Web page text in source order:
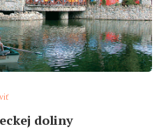
doliny